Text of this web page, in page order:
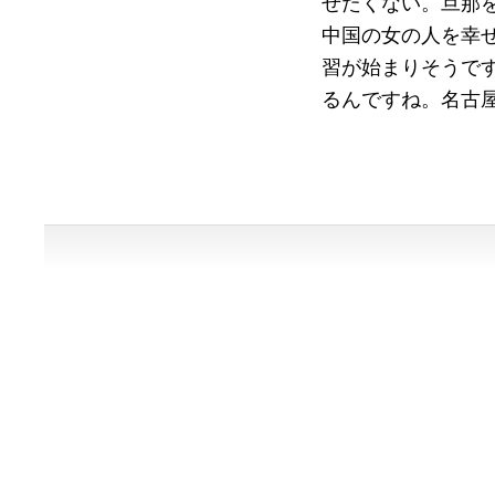
中国の女の人を幸
習が始まりそうで
るんですね。名古